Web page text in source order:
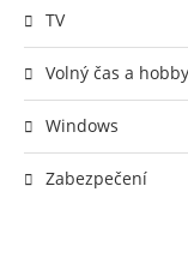
TV
Volný čas a hobby
Windows
Zabezpečení